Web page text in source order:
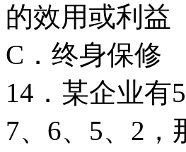
的效用或利益
C．终
14．某企业有
7、6、5、2